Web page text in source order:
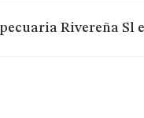
Rivereña